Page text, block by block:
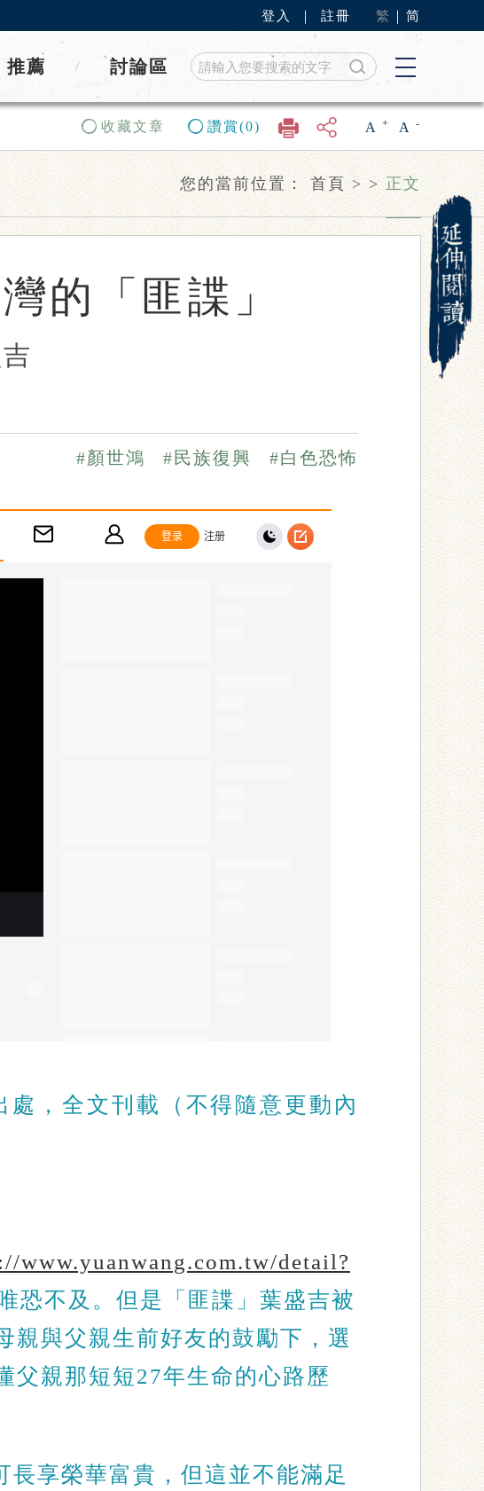
登入 註冊 繁 简
推薦 / 討論區
收藏文章 讚賞(0) A + A -
您的當前位置：首頁>>正文
的「匪諜」
#白色恐怖
#民族復興
#顏世鴻
處，全文刊載（不得隨意更動內
www.yuanwang.com.tw/detail?
恐不及。但是「匪諜」葉盛吉被
親與父親生前好友的鼓勵下，選
父親那短短27年生命的心路歷
享榮華富貴，但這並不能滿足